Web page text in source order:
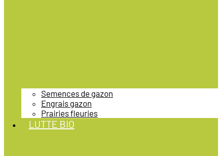
Semences de gazon
Engrais gazon
Prairies fleuries
LUTTE BIO